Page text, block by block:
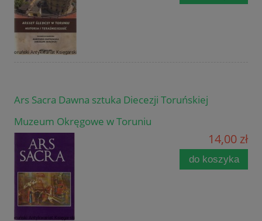
Ars Sacra Dawna sztuka Diecezji Toruńskiej
Muzeum Okręgowe w Toruniu
14,00 zł
do koszyka